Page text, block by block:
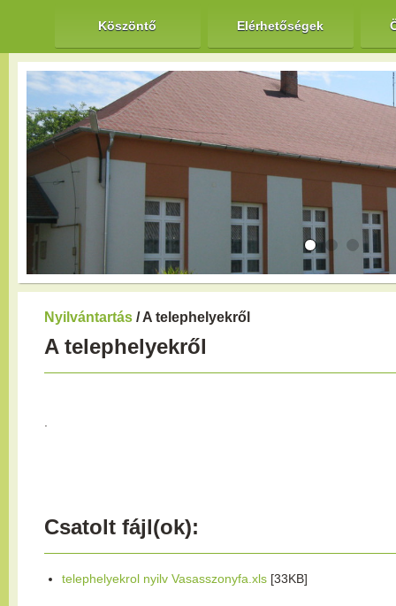
Köszöntő Elérhetőségek
Nyilvántartás / A telephelyekről
A telephelyekről
Csatolt fájl(ok):
telephelyekrol nyilv Vasasszonyfa.xls [33KB]